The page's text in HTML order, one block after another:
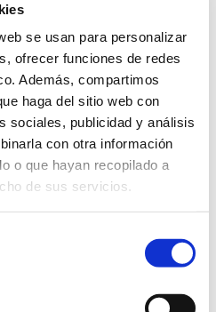
se usan para personalizar
ofrecer funciones de redes
Además, compartimos
haga del sitio web con
sociales, publicidad y análisis
con otra información
o que hayan recopilado a
de sus servicios.
JAR 15
-0
OSASUNA
CADETE A